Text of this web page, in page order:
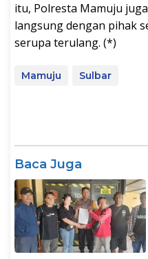
itu, Polresta Mamuju
langsung dengan pihak
serupa terulang. (*)
Mamuju Sulbar
Baca Juga